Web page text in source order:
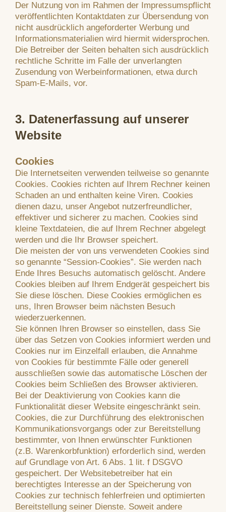
Der Nutzung von im Rahmen der Impressumspflicht
veröffentlichten Kontaktdaten zur Übersendung von
nicht ausdrücklich angeforderter Werbung und
Informationsmaterialien wird hiermit widersprochen.
Die Betreiber der Seiten behalten sich ausdrücklich
rechtliche Schritte im Falle der unverlangten
Zusendung von Werbeinformationen, etwa durch
Spam-E-Mails, vor.
3. Datenerfassung auf unserer
Website
Cookies
Die Internetseiten verwenden teilweise so genannte
Cookies. Cookies richten auf Ihrem Rechner keinen
Schaden an und enthalten keine Viren. Cookies
dienen dazu, unser Angebot nutzerfreundlicher,
effektiver und sicherer zu machen. Cookies sind
kleine Textdateien, die auf Ihrem Rechner abgelegt
werden und die Ihr Browser speichert.
Die meisten der von uns verwendeten Cookies sind
so genannte “Session-Cookies”. Sie werden nach
Ende Ihres Besuchs automatisch gelöscht. Andere
Cookies bleiben auf Ihrem Endgerät gespeichert bis
Sie diese löschen. Diese Cookies ermöglichen es
uns, Ihren Browser beim nächsten Besuch
wiederzuerkennen.
Sie können Ihren Browser so einstellen, dass Sie
über das Setzen von Cookies informiert werden und
Cookies nur im Einzelfall erlauben, die Annahme
von Cookies für bestimmte Fälle oder generell
ausschließen sowie das automatische Löschen der
Cookies beim Schließen des Browser aktivieren.
Bei der Deaktivierung von Cookies kann die
Funktionalität dieser Website eingeschränkt sein.
Cookies, die zur Durchführung des elektronischen
Kommunikationsvorgangs oder zur Bereitstellung
bestimmter, von Ihnen erwünschter Funktionen
(z.B. Warenkorbfunktion) erforderlich sind, werden
auf Grundlage von Art. 6 Abs. 1 lit. f DSGVO
gespeichert. Der Websitebetreiber hat ein
berechtigtes Interesse an der Speicherung von
Cookies zur technisch fehlerfreien und optimierten
Bereitstellung seiner Dienste. Soweit andere